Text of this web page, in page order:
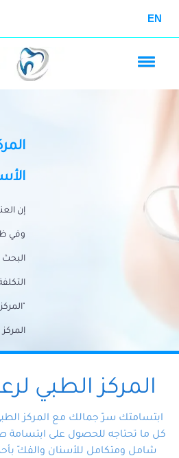
EN
إن
وفي
في أيد
المركز الطبي
ابتسامتك سرّ جمالك مع المركز
كل ما تحتاجه للحصول على ابتسامة
شامل ومتكامل للأسنان والفكّ